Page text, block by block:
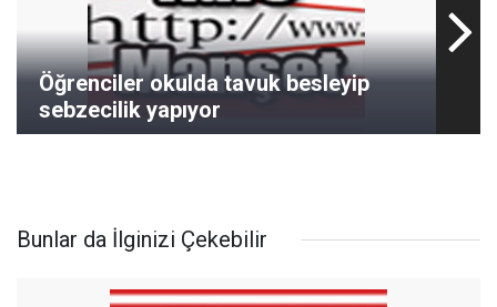
Öğrenciler okulda tavuk besleyip
sebzecilik yapıyor
Bunlar da İlginizi Çekebilir